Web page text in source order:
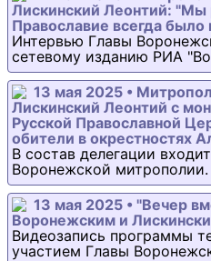
Лискинский Леонтий: "Мы
Православие всегда
Интервью Главы
сетевому изданию РИА
13 мая 2025 •
Лискинский Леонтий с
Русской Православной
обители в окрестностях
В состав делегации
Воронежской митрополии.
13 мая 2025 • "Вечер
Воронежским и
Видеозапись программы
участием Главы